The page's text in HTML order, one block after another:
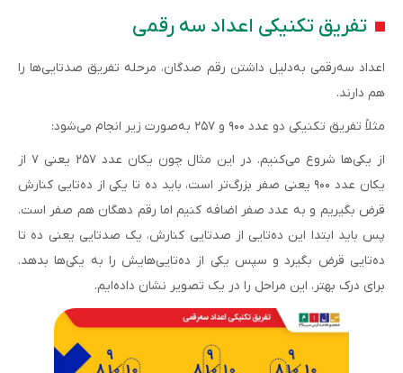
تفریق تکنیکی اعداد سه رقمی
اعداد سه‌رقمی به‌دلیل داشتن رقم صدگان، مرحله تفریق صدتایی‌ها را
هم دارند.
مثلاً تفریق تکنیکی دو عدد ۹۰۰ و ۲۵۷ به‌صورت زیر انجام می‌شود:
از یکی‌ها شروع می‌کنیم. در این مثال چون یکان عدد ۲۵۷ یعنی ۷ از
یکان عدد ۹۰۰ یعنی صفر بزرگ‌تر است، باید ده تا یکی از ده‌تایی کنارش
قرض بگیریم و به عدد صفر اضافه کنیم اما رقم دهگان هم صفر است.
پس باید ابتدا این ده‌تایی از صدتایی کنارش، یک صدتایی یعنی ده تا
ده‌تایی قرض بگیرد و سپس یکی از ده‌تایی‌هایش را به یکی‌ها بدهد.
برای درک بهتر، این مراحل را در یک تصویر نشان داده‌ایم.